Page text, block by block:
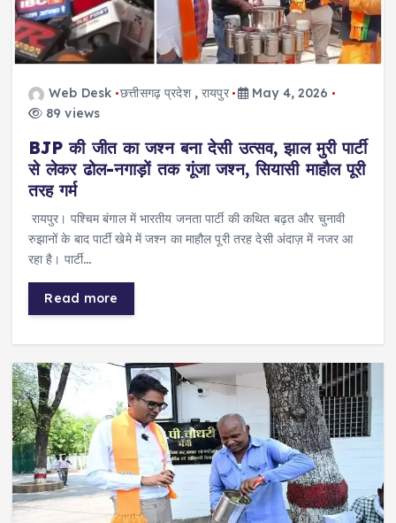
Web Desk छत्तीसगढ़ प्रदेश,रायपुर
May 4, 2026
89 views
BJP की जीत का जश्न बना देसी उत्सव, झाल मुरी पार्टी
से लेकर ढोल-नगाड़ों तक गूंजा जश्न, सियासी माहौल पूरी
तरह गर्म
रायपुर। पश्चिम बंगाल में भारतीय जनता पार्टी की कथित बढ़त और चुनावी
रुझानों के बाद पार्टी खेमे में जश्न का माहौल पूरी तरह देसी अंदाज़ में नजर आ
रहा है। पार्टी…
Read more